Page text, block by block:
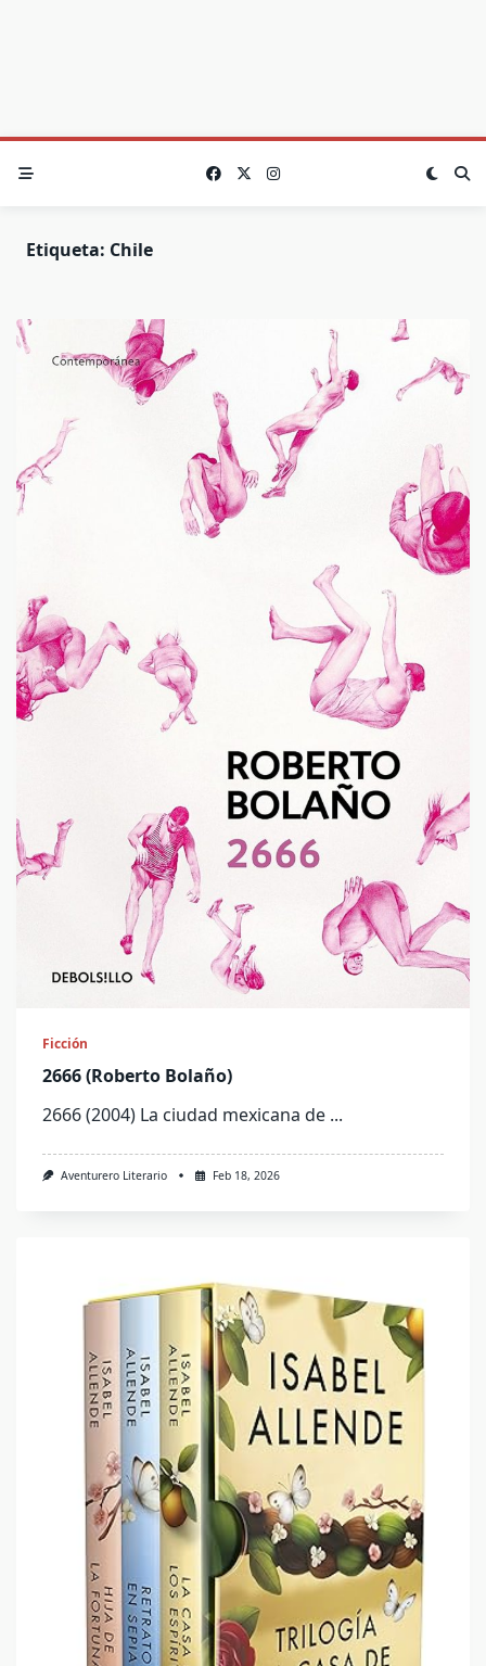
Etiqueta: Chile
Ficción
2666 (Roberto Bolaño)
2666 (2004) La ciudad mexicana de ...
Aventurero Literario Feb 18, 2026